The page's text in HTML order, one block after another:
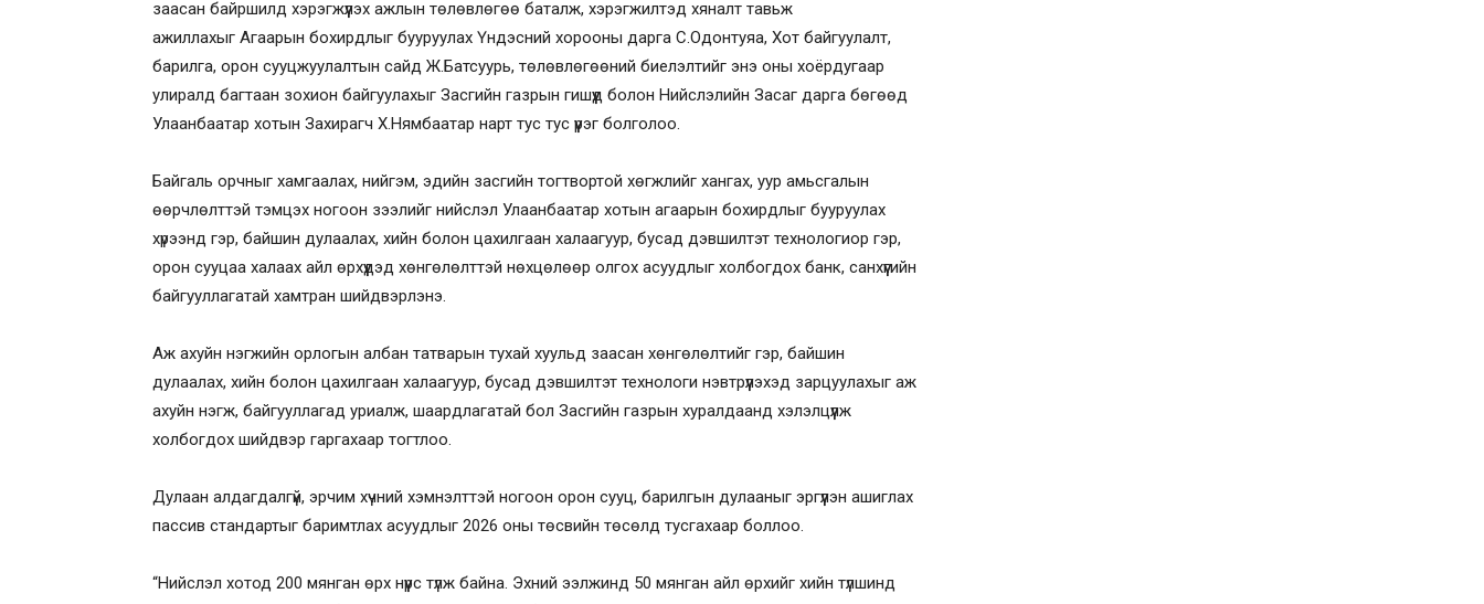
заасан байршилд хэрэгжүүлэх ажлын төлөвлөгөө баталж, хэрэгжилтэд хяналт тавьж
ажиллахыг Агаарын бохирдлыг бууруулах Үндэсний хорооны дарга С.Одонтуяа, Хот байгуулалт,
барилга, орон сууцжуулалтын сайд Ж.Батсуурь, төлөвлөгөөний биелэлтийг энэ оны хоёрдугаар
улиралд багтаан зохион байгуулахыг Засгийн газрын гишүүд болон Нийслэлийн Засаг дарга бөгөөд
Улаанбаатар хотын Захирагч Х.Нямбаатар нарт тус тус үүрэг болголоо.
Байгаль орчныг хамгаалах, нийгэм, эдийн засгийн тогтвортой хөгжлийг хангах, уур амьсгалын
өөрчлөлттэй тэмцэх ногоон зээлийг нийслэл Улаанбаатар хотын агаарын бохирдлыг бууруулах
хүрээнд гэр, байшин дулаалах, хийн болон цахилгаан халаагуур, бусад дэвшилтэт технологиор гэр,
орон сууцаа халаах айл өрхүүдэд хөнгөлөлттэй нөхцөлөөр олгох асуудлыг холбогдох банк, санхүүгийн
байгууллагатай хамтран шийдвэрлэнэ.
Аж ахуйн нэгжийн орлогын албан татварын тухай хуульд заасан хөнгөлөлтийг гэр, байшин
дулаалах, хийн болон цахилгаан халаагуур, бусад дэвшилтэт технологи нэвтрүүлэхэд зарцуулахыг аж
ахуйн нэгж, байгууллагад уриалж, шаардлагатай бол Засгийн газрын хуралдаанд хэлэлцүүлж
холбогдох шийдвэр гаргахаар тогтлоо.
Дулаан алдагдалгүй, эрчим хүчний хэмнэлттэй ногоон орон сууц, барилгын дулааныг эргүүлэн ашиглах
пассив стандартыг баримтлах асуудлыг 2026 оны төсвийн төсөлд тусгахаар боллоо.
“Нийслэл хотод 200 мянган өрх нүүрс түлж байна. Эхний ээлжинд 50 мянган айл өрхийг хийн түлшинд